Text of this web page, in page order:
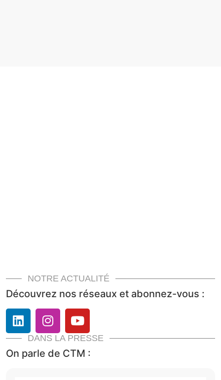
NOTRE ACTUALITÉ
Découvrez nos réseaux et abonnez-vous :
DANS LA PRESSE
On parle de CTM :